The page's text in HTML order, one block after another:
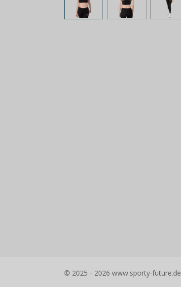
© 2025 - 2026 www.sporty-future.de